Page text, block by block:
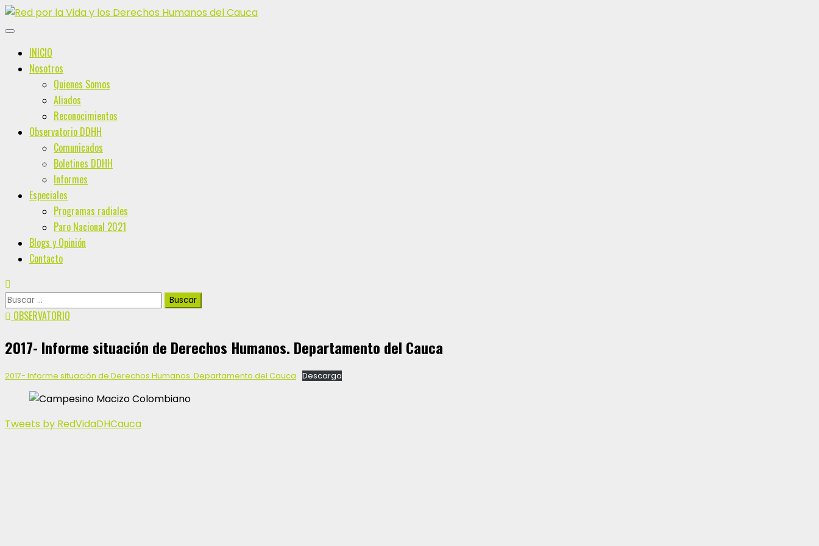
INICIO
Nosotros
Quienes Somos
Aliados
Reconocimientos
Observatorio DDHH
Comunicados
Boletines DDHH
Informes
Especiales
Programas radiales
Paro Nacional 2021
Blogs y Opinión
Contacto
OBSERVATORIO
2017- Informe situación de Derechos Humanos. Departamento del Cauca
2017- Informe situación de Derechos Humanos. Departamento del Cauca Descarga
Tweets by RedVidaDHCauca